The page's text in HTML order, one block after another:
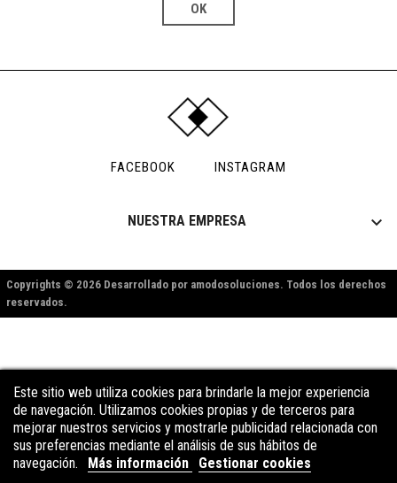
Este sitio web utiliza cookies para brindarle la mejor experiencia
de navegación. Utilizamos cookies propias y de terceros para
mejorar nuestros servicios y mostrarle publicidad relacionada con
sus preferencias mediante el análisis de sus hábitos de
navegación.
Más información Gestionar cookies
Este sitio web utiliza cookies para brindarle la mejor experiencia
de navegación. Utilizamos cookies propias y de terceros para
mejorar nuestros servicios y mostrarle publicidad relacionada con
sus preferencias mediante el análisis de sus hábitos de
navegación.
Más información Gestionar cookies
FACEBOOK INSTAGRAM
NUESTRA EMPRESA 
Copyrights © 2026 Desarrollado por amodosoluciones. Todos los derechos
reservados.